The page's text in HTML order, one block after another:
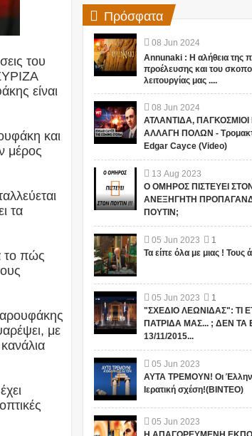
του
είναι
και
μέρος
τα
το πώς
με
Πρόσφατα
08 Jun 2024
Annunaki : Η αλήθεια της
προέλευσης και του
λειτουργίας μας ....
08 Jun 2024
ΑΤΛΑΝΤΙΔΑ, ΠΑΓΚΟΣΜΙΟΙ
ΑΛΛΑΓΗ ΠΟΛΩΝ -
Edgar Cayce (Video)
13 Aug 2023
Ο ΟΜΗΡΟΣ ΠΙΣΤΕΥΕΙ
ΑΝΕΞΗΓΗΤΗ
ΠΟΥΤΙΝ;
05 Jun 2023
1
Τα είπε όλα με μιας !
05 Jun 2023
1
"ΣΧΕΔΙΟ ΛΕΩΝΙΔΑΣ": ΤΙ
ΠΑΤΡΙΔΑ ΜΑΣ... ; ΔΕΝ ΤΑ
13/11/2015...
05 Jun 2023
ΑΥΤΑ ΤΡΕΜΟΥΝ! Οι
Ιερατική σχέση!(ΒΙΝΤΕΟ)
05 Jun 2023